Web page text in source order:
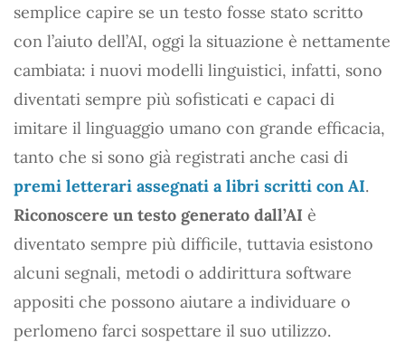
semplice capire se un testo fosse stato scritto
con l’aiuto dell’AI, oggi la situazione è nettamente
cambiata: i nuovi modelli linguistici, infatti, sono
diventati sempre più sofisticati e capaci di
imitare il linguaggio umano con grande efficacia,
tanto che si sono già registrati anche casi di
premi letterari assegnati a libri scritti con AI.
Riconoscere un testo generato dall’AI è
diventato sempre più difficile, tuttavia esistono
alcuni segnali, metodi o addirittura software
appositi che possono aiutare a individuare o
perlomeno farci sospettare il suo utilizzo.